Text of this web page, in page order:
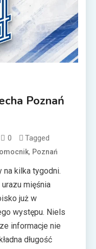
Poznań
0 Tagged
, Poznań
na kilka tygodni.
mięśnia
już w
występu. Niels
informacje nie
długość